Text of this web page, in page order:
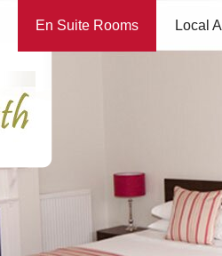
En Suite Rooms Local